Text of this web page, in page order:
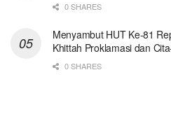
0 SHARES
Menyambut HUT Ke-81
Khittah Proklamasi dan
0 SHARES